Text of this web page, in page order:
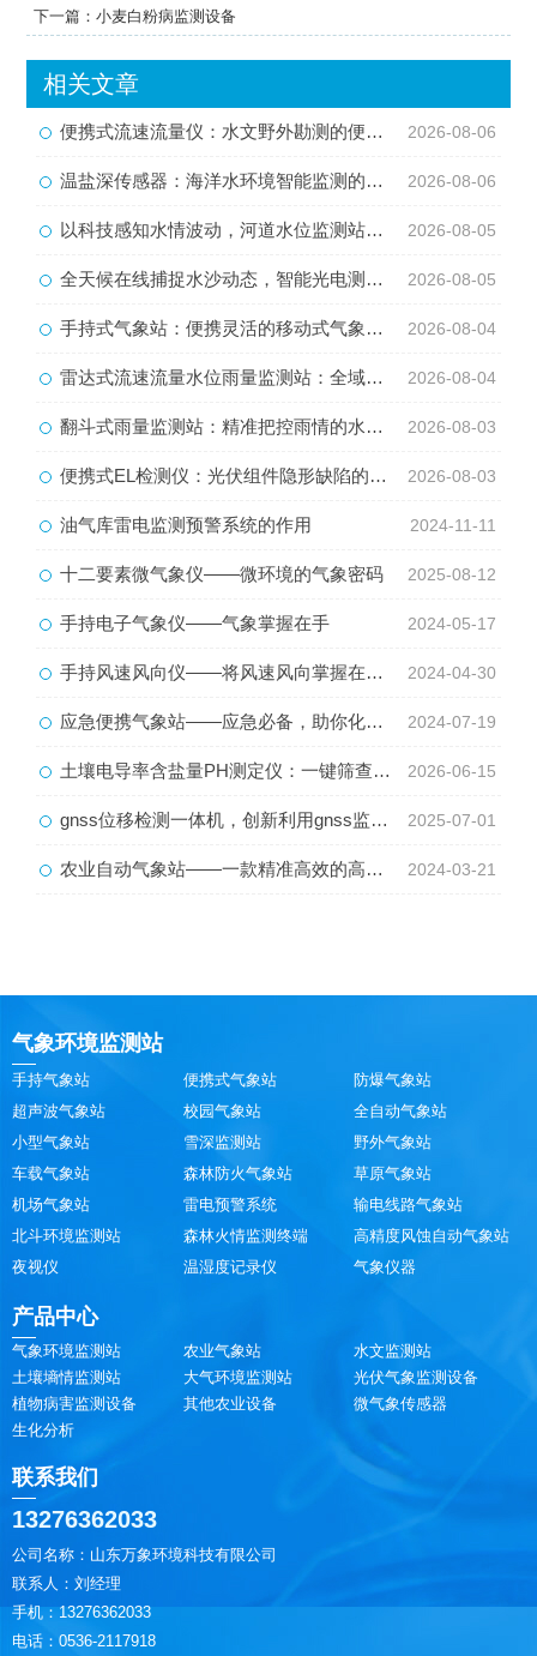
下一篇： 小麦白粉病监测设备
相关文章
便携式流速流量仪：水文野外勘测的便携智能检测利器 2026-08-06
温盐深传感器：海洋水环境智能监测的核心感知设备 2026-08-06
以科技感知水情波动，河道水位监测站守护流域河道安全 2026-08-05
全天候在线捕捉水沙动态，智能光电测沙仪守护水域水沙安全 2026-08-05
手持式气象站：便携灵活的移动式气象监测智能设备 2026-08-04
雷达式流速流量水位雨量监测站：全域水文智慧监测一体化设备 2026-08-04
翻斗式雨量监测站：精准把控雨情的水利水文监测设备 2026-08-03
便携式EL检测仪：光伏组件隐形缺陷的移动检测利器 2026-08-03
油气库雷电监测预警系统的作用 2024-11-11
十二要素微气象仪——微环境的气象密码 2025-08-12
手持电子气象仪——气象掌握在手 2024-05-17
手持风速风向仪——将风速风向掌握在手里 2024-04-30
应急便携气象站——应急必备，助你化险为夷 2024-07-19
土壤电导率含盐量PH测定仪：一键筛查土质，筑牢种养生产根基 2026-06-15
gnss位移检测一体机，创新利用gnss监测位移工具 2025-07-01
农业自动气象站——一款精准高效的高标准农田监测站 2024-03-21
气象环境监测站
手持气象站 便携式气象站
防爆气象站
超声波气象站
校园气象站
全自动气象站
小型气象站
雪深监测站
野外气象站
车载气象站
森林防火气象站
草原气象站
机场气象站
雷电预警系统
输电线路气象站
北斗环境监测站
森林火情监测终端
高精度风蚀自动气象站
夜视仪
温湿度记录仪 气象仪器
产品中心
气象环境监测站 农业气象站
水文监测站
土壤墒情监测站
大气环境监测站
光伏气象监测设备
植物病害监测设备
其他农业设备
微气象传感器
生化分析
联系我们
13276362033
公司名称：山东万象环境科技有限公司
联系人：刘经理
手机：13276362033
电话：0536-2117918